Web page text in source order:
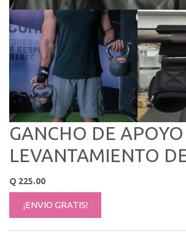
GANCHO DE
LEVANTAMIENTO
Q 225.00
¡ENVIO GRATIS!